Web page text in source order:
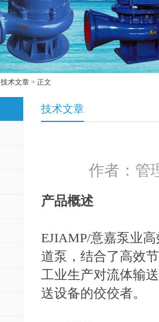
技术文章 > 正文
技术文章
作者：
产品概述
EJIAMP/意嘉泵业
道泵，结合了高效
工业生产对流体输
送设备的佼佼者。